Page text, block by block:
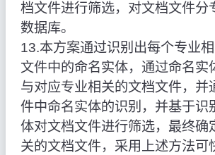
档文件进行筛选，对文档文件分
数据库。
13.本方案通过识别出每个专业
文件中的命名实体，通过命名实
与对应专业相关的文档文件，并
件中命名实体的识别，并基于识
体对文档文件进行筛选，最终确
关的文档文件，采用上述方法可